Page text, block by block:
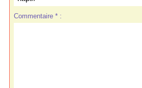
Commentaire * :